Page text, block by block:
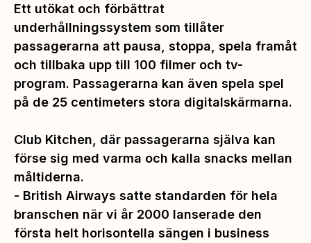
Ett utökat och förbättrat
underhållningssystem som tillåter
passagerarna att pausa, stoppa, spela framåt
och tillbaka upp till 100 filmer och tv-
program. Passagerarna kan även spela spel
på de 25 centimeters stora digitalskärmarna.
Club Kitchen, där passagerarna själva kan
förse sig med varma och kalla snacks mellan
måltiderna.
- British Airways satte standarden för hela
branschen när vi år 2000 lanserade den
första helt horisontella sängen i business